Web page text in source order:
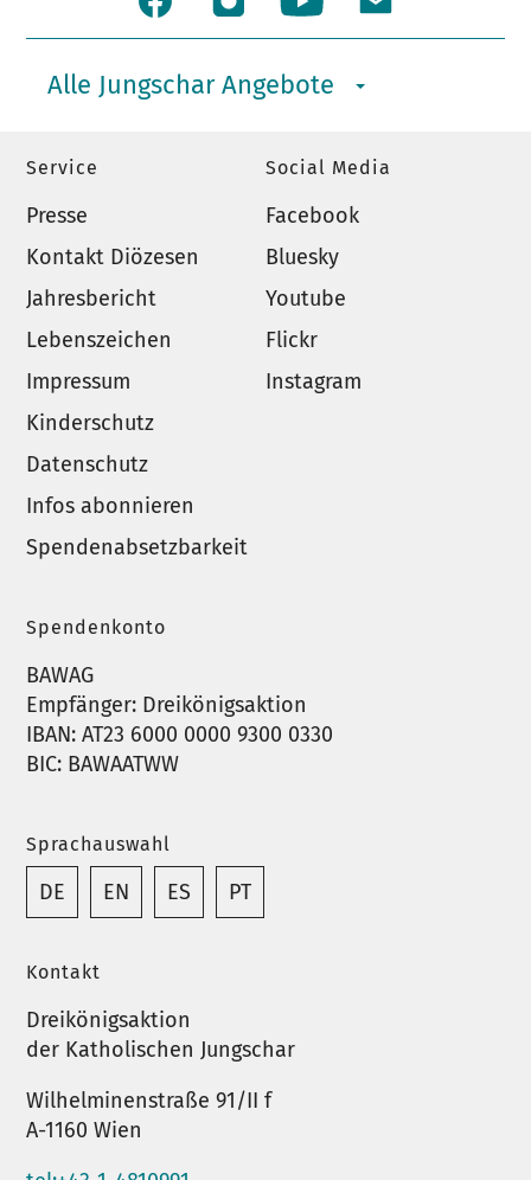
Alle Jungschar Angebote
Service
Presse
Kontakt Diözesen
Jahresbericht
Lebenszeichen
Impressum
Kinderschutz
Datenschutz
Infos abonnieren
Spendenabsetzbarkeit
Social Media
Facebook
Bluesky
Youtube
Flickr
Instagram
Spendenkonto
BAWAG
Empfänger: Dreikönigsaktion
IBAN: AT23 6000 0000 9300 0330
BIC: BAWAATWW
Sprachauswahl
DE EN ES PT
Kontakt
Dreikönigsaktion
der Katholischen Jungschar
Wilhelminenstraße 91/II f
A-1160 Wien